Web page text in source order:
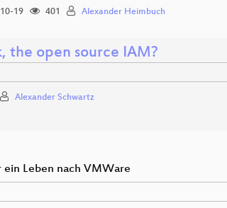
19 401 Alexander Heimbuch
the open source IAM?
Alexander Schwartz
Leben nach VMWare